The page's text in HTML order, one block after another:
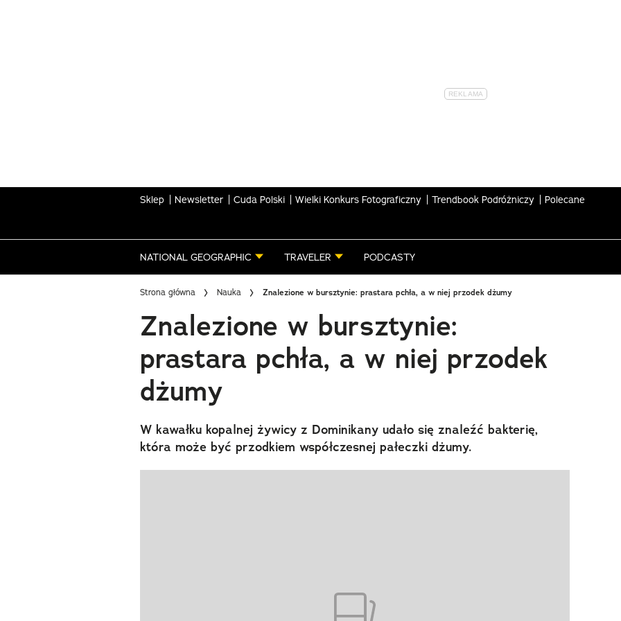
Sklep Newsletter Cuda Polski Wielki Konkurs Fotograficzny Trendbook Podróżniczy Polecane
NATIONAL GEOGRAPHIC TRAVELER PODCASTY
Strona główna Nauka Znalezione w bursztynie: prastara pchła, a w niej przodek dżumy
Znalezione w bursztynie:
prastara pchła, a w niej przodek
dżumy
W kawałku kopalnej żywicy z Dominikany udało się znaleźć bakterię,
która może być przodkiem współczesnej pałeczki dżumy.